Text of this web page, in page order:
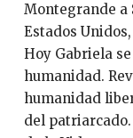
Montegrande a
Estados
Hoy Gabriela
humanidad.
humanidad
del